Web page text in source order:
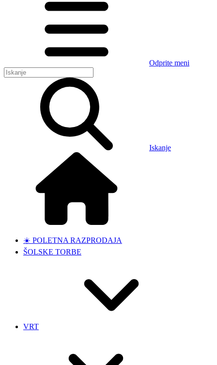
Odprite meni
Iskanje
☀️ POLETNA RAZPRODAJA
ŠOLSKE TORBE
VRT